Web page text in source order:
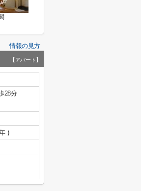
情報の見方
【アパート】
28分
)